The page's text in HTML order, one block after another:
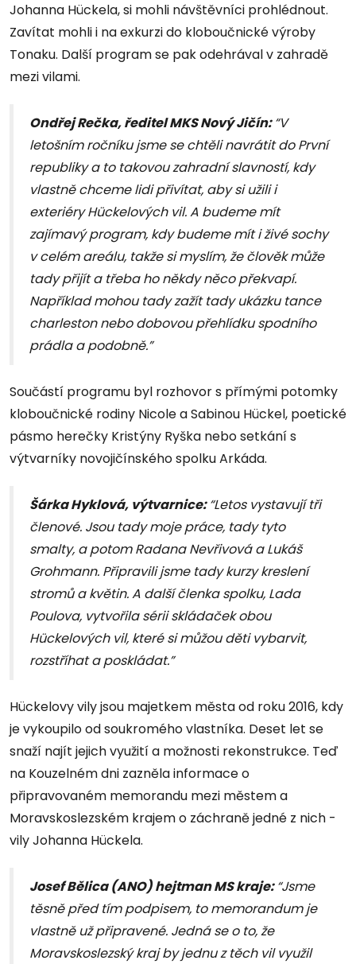
Johanna Hückela, si mohli návštěvníci prohlédnout.
Zavítat mohli i na exkurzi do kloboučnické výroby
Tonaku. Další program se pak odehrával v zahradě
mezi vilami.
Ondřej Rečka, ředitel MKS Nový Jičín:“V
letošním ročníku jsme se chtěli navrátit do První
republiky a to takovou zahradní slavností, kdy
vlastně chceme lidi přivítat, aby si užili i
exteriéry Hückelových vil. A budeme mít
zajímavý program, kdy budeme mít i živé sochy
v celém areálu, takže si myslím, že člověk může
tady přijít a třeba ho někdy něco překvapí.
Například mohou tady zažít tady ukázku tance
charleston nebo dobovou přehlídku spodního
prádla a podobně.”
Součástí programu byl rozhovor s přímými potomky
kloboučnické rodiny Nicole a Sabinou Hückel, poetické
pásmo herečky Kristýny Ryška nebo setkání s
výtvarníky novojičínského spolku Arkáda.
Šárka Hyklová, výtvarnice:“Letos vystavují tři
členové. Jsou tady moje práce, tady tyto
smalty, a potom Radana Nevřivová a Lukáš
Grohmann. Připravili jsme tady kurzy kreslení
stromů a květin. A další členka spolku, Lada
Poulova, vytvořila sérii skládaček obou
Hückelových vil, které si můžou děti vybarvit,
rozstříhat a poskládat.”
Hückelovy vily jsou majetkem města od roku 2016, kdy
je vykoupilo od soukromého vlastníka. Deset let se
snaží najít jejich využití a možnosti rekonstrukce. Teď
na Kouzelném dni zazněla informace o
připravovaném memorandu mezi městem a
Moravskoslezském krajem o záchraně jedné z nich -
vily Johanna Hückela.
Josef Bělica (ANO) hejtman MS kraje:“Jsme
těsně před tím podpisem, to memorandum je
vlastně už připravené. Jedná se o to, že
Moravskoslezský kraj by jednu z těch vil využil